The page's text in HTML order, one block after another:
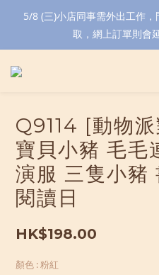
5/8 (三)小店同事需外出工作
取，網上訂單則會
Q9114 [動物
寶貝小豬 毛毛
演服 三隻小豬
閱讀日
HK$198.00
顏色 : 粉紅